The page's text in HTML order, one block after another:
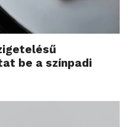
be a színpadi